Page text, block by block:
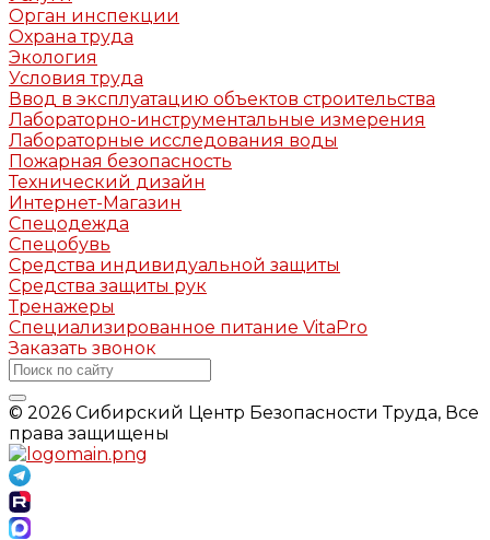
Орган инспекции
Охрана труда
Экология
Условия труда
Ввод в эксплуатацию объектов строительства
Лабораторно-инструментальные измерения
Лабораторные исследования воды
Пожарная безопасность
Технический дизайн
Интернет-Магазин
Спецодежда
Спецобувь
Средства индивидуальной защиты
Средства защиты рук
Тренажеры
Специализированное питание VitaPro
Заказать звонок
© 2026 Сибирский Центр Безопасности Труда, Все
права защищены